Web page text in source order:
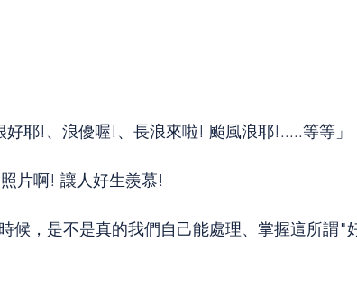
耶!、浪優喔!、長浪來啦! 颱風浪耶!.....等等」
片啊! 讓人好生羨慕!
候，是不是真的我們自己能處理、掌握這所謂"